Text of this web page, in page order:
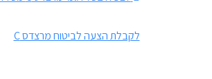
לקבלת הצעה לביטוח מרצדס C